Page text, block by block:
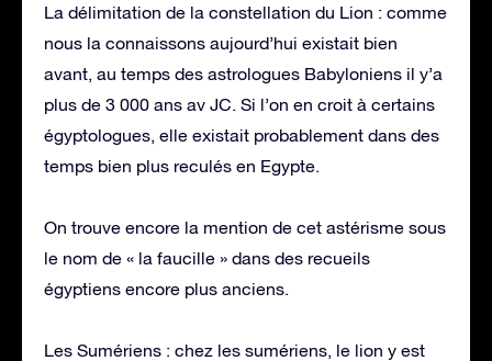
La délimitation de la constellation du Lion : comme
nous la connaissons aujourd’hui existait bien
avant, au temps des astrologues Babyloniens il y’a
plus de 3 000 ans av JC. Si l’on en croit à certains
égyptologues, elle existait probablement dans des
temps bien plus reculés en Egypte.
On trouve encore la mention de cet astérisme sous
le nom de « la faucille » dans des recueils
égyptiens encore plus anciens.
Les Sumériens : chez les sumériens, le lion y est